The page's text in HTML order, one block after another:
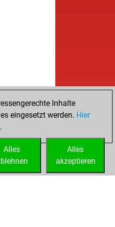
Inhalte
eingesetzt werden. Hier
.
Alles
akzeptieren
Alles